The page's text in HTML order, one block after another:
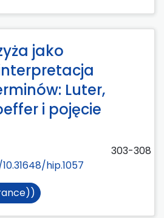
jako
Luter,
i pojęcie
303-308
hip.1057